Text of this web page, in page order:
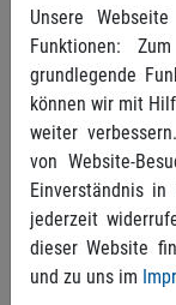
werden. „Die
gute
dem Altar einer
geopfert, die
Verband fordert
Bertelsmann-
zur privaten
erleichtert und
Unsere
Funktionen:
grundlegende
können wir mit
weiter
von Website-
Einverständnis
jederzeit
dieser Website
und zu uns im